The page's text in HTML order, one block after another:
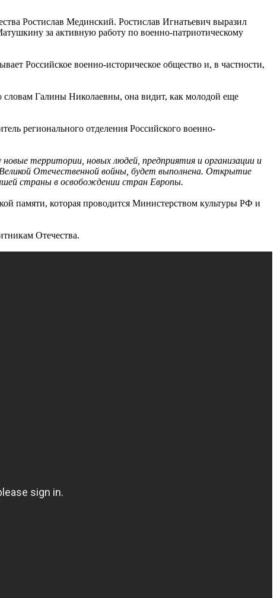
Ростислав Мединский. Ростислав Игнатьевич выразил
за активную работу по военно-патриотическому
Российское военно-историческое общество и, в частности,
словам Галины Николаевны, она видит, как молодой еще
регионального отделения Российского военно-
территории, новых людей, предприятия и организации и
Великой Отечественной войны, будет выполнена. Открытие
страны в освобождении стран Европы.
памяти, которая проводится Министерством культуры РФ и
Отечества.